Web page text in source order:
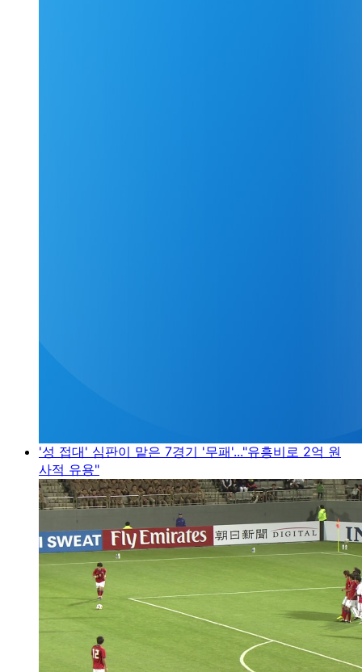
'성 접대' 심판이 맡은 7경기 '무패'..."유흥비로 2억 원
사적 유용"